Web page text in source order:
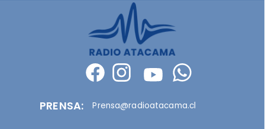
PRENSA:
Prensa@radioatacama.cl